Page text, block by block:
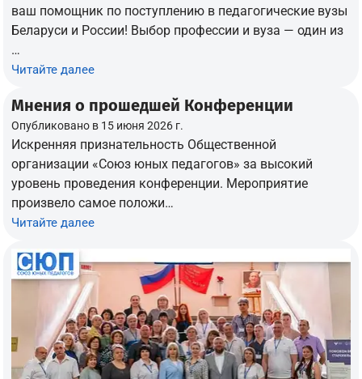
ваш помощник по поступлению в педагогические вузы
Беларуси и России! Выбор профессии и вуза — один из
…
Читайте далее
Мнения о прошедшей Конференции
Опубликовано в 15 июня 2026 г.
Искренняя признательность Общественной
организации «Союз юных педагогов» за высокий
уровень проведения конференции. Мероприятие
произвело самое положи…
Читайте далее